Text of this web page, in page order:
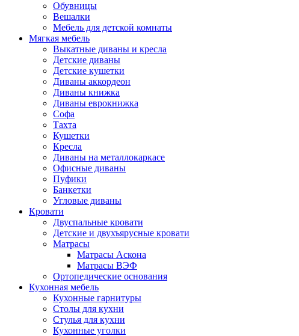
Обувницы
Вешалки
Мебель для детской комнаты
Мягкая мебель
Выкатные диваны и кресла
Детские диваны
Детские кушетки
Диваны аккордеон
Диваны книжка
Диваны еврокнижка
Софа
Тахта
Кушетки
Кресла
Диваны на металлокаркасе
Офисные диваны
Пуфики
Банкетки
Угловые диваны
Кровати
Двуспальные кровати
Детские и двухъярусные кровати
Матрасы
Матрасы Аскона
Матрасы ВЭФ
Ортопедические основания
Кухонная мебель
Кухонные гарнитуры
Столы для кухни
Стулья для кухни
Кухонные уголки